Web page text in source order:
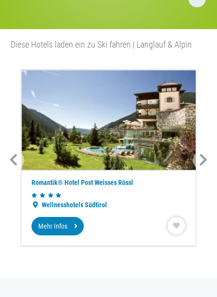
Diese Hotels laden ein zu Ski fahren | Langlauf & Alpin
Romantik® Hotel Post Weisses Rössl
Wellnesshotels Südtirol
Mehr Infos